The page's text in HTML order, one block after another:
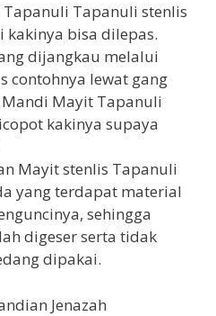
Tapanuli stenlis
bisa dilepas.
dijangkau melalui
contohnya lewat gang
Mayit Tapanuli
kakinya supaya
Mayit stenlis Tapanuli
yang terdapat material
sehingga
digeser serta tidak
dipakai.